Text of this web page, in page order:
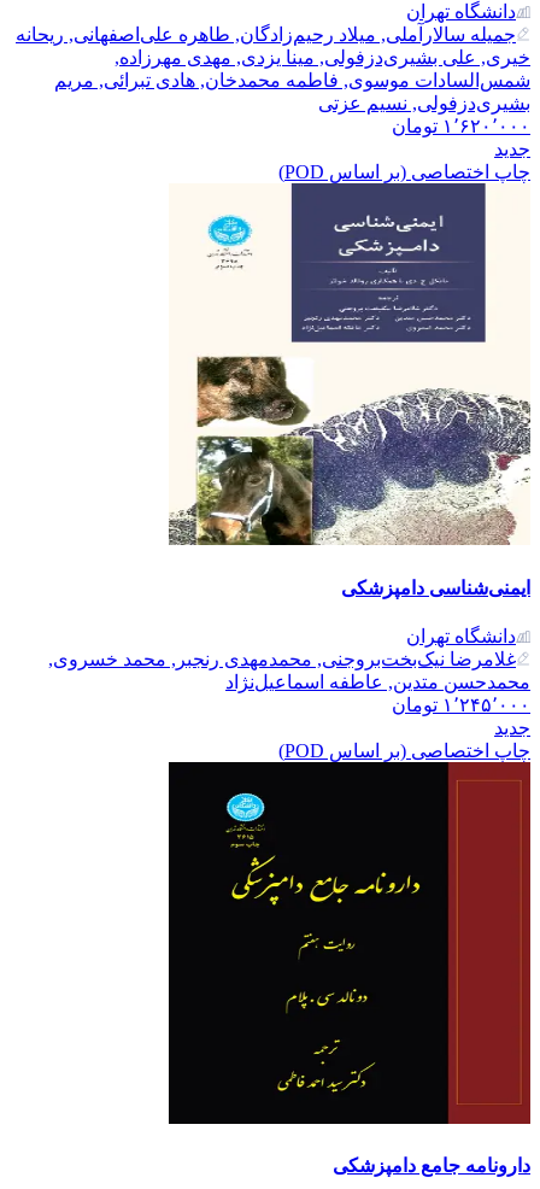
دانشگاه تهران
جمیله سالارآملی, میلاد رحیم‌زادگان, طاهره علی‌اصفهانی, ریحانه
خیری, علی بشیری‌دزفولی, مینا یزدی, مهدی مهرزاده,
شمس‌السادات موسوی, فاطمه محمدخان, هادی تبرائی, مریم
بشیری‌دزفولی, نسیم عزتی
۱٬۶۲۰٬۰۰۰ تومان
جدید
چاپ اختصاصی (بر اساس POD)
ایمنی‌شناسی دامپزشکی
دانشگاه تهران
غلامرضا نیک‌بخت‌بروجنی, محمدمهدی رنجبر, محمد خسروی,
محمدحسن متدین, عاطفه اسماعیل‌نژاد
۱٬۲۴۵٬۰۰۰ تومان
جدید
چاپ اختصاصی (بر اساس POD)
دارونامه جامع دامپزشکی